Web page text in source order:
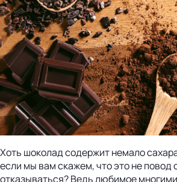
Хоть шоколад содержит немало
если мы вам скажем, что это не повод
отказываться? Ведь любимое